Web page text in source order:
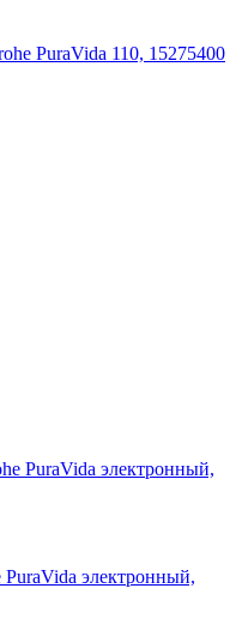
PuraVida 110, 15275400
электронный,